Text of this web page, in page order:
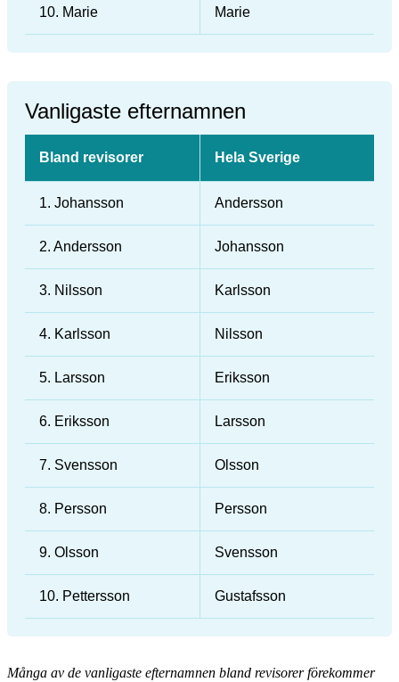
10. Marie Marie
Vanligaste efternamnen
Bland revisorer Hela Sverige
1. Johansson Andersson
2. Andersson Johansson
3. Nilsson Karlsson
4. Karlsson Nilsson
5. Larsson Eriksson
6. Eriksson Larsson
7. Svensson Olsson
8. Persson Persson
9. Olsson Svensson
10. Pettersson Gustafsson
Många av de vanligaste efternamnen bland revisorer förekommer